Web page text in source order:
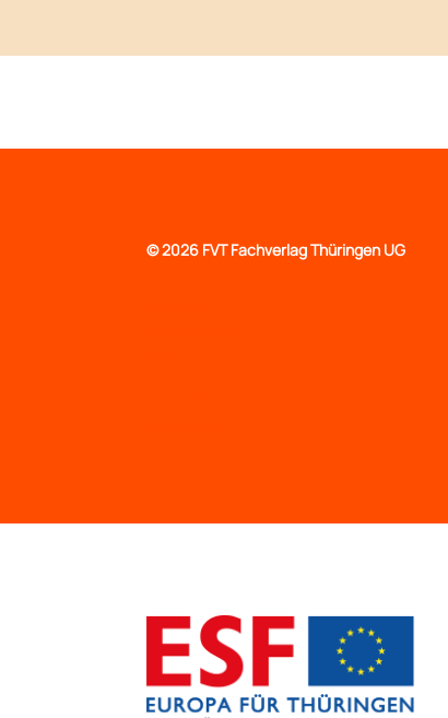
©2026 FVT Fachverlag Thüringen UG